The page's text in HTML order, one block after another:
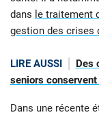
dans le traitement
gestion des crises
LIRE AUSSI
Des
seniors
Dans une récente